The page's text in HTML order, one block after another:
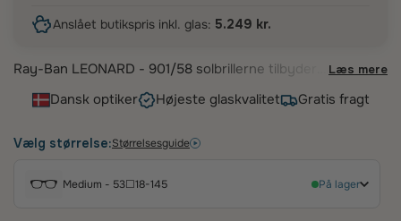
Anslået butikspris inkl. glas: 5.249 kr.
Ray-Ban LEONARD - 901/58 solbrillerne tilbyder
den moderne mand. Disse klassiske stel i sort
ansigtstræk og giver et sofistikeret udtryk. Med
pasform er de ideelle til hverdagsbrug, hvor de
kombinerer ikonisk Ray-Ban stil med pålidelig
Læs mere
Dansk optiker Højeste glaskvalitet Gratis fragt
Vælg størrelse:Størrelsesguide
Medium - 53☐18-145 På lager